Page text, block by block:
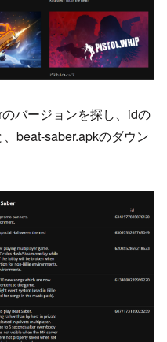
バージョンを探し、idの
beat-saber.apkのダウン